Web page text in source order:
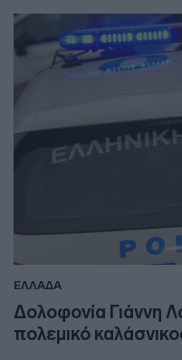
ΕΛΛΑΔΑ
Δολοφονία Γιάννη
πολεμικό